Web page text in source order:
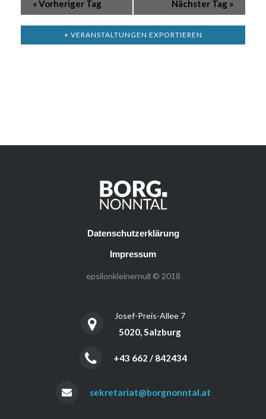
« Vorheriger Tag Nächster Tag »
+ VERANSTALTUNGEN EXPORTIEREN
Datenschutzerklärung
Impressum
epsilonkleinernull © 2018
Josef-Preis-Allee 7
5020, Salzburg
+43 662 / 842434
sekretariat@borgnonntal.at